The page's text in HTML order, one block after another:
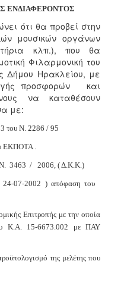
ΕΝΔΙΑΦΕΡΟΝΤΟΣ
ότι θα προβεί στην
μουσικών οργάνων
κλπ.), που θα
Φιλαρμονική του
Δήμου Ηρακλείου, με
προσφορών και
να καταθέσουν
με:
του Ν. 2286 / 95
ΕΚΠΟΤΑ .
3463 / 2006, ( Δ.Κ.Κ.)
07-2002 ) απόφαση του
Επιτροπής με την οποία
Κ.Α. 15-6673.002 με ΠΑΥ
της μελέτης που